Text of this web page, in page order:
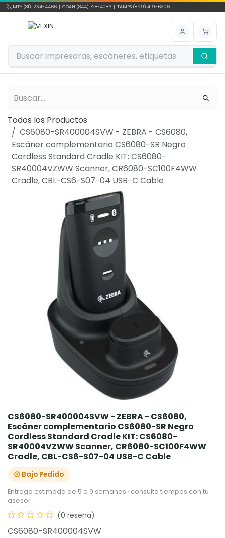
Ir al contenido
MTY (81) 1234-4466 | COAH (844) 728-4086 | TAMPS (899) 419-6306
Todos los Productos
CS6080-SR400004SVW - ZEBRA - CS6080,
Escáner complementario CS6080-SR Negro
Cordless Standard Cradle KIT: CS6080-
SR40004VZWW Scanner, CR6080-SC100F4WW
Cradle, CBL-CS6-S07-04 USB-C Cable
CS6080-SR400004SVW - ZEBRA - CS6080,
Escáner complementario CS6080-SR Negro
Cordless Standard Cradle KIT: CS6080-
SR40004VZWW Scanner, CR6080-SC100F4WW
Cradle, CBL-CS6-S07-04 USB-C Cable
Bajo Pedido
Entrega estimada de 5 a 9 semanas · consulta tiempos con tu
asesor
(0 reseña)
CS6080-SR400004SVW